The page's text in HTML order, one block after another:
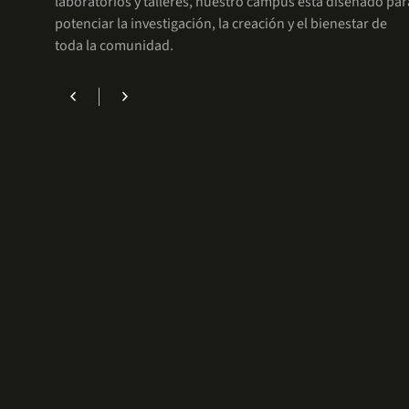
potenciar la investigación, la creación y el bienestar de
toda la comunidad.
chevron_left chevron_right